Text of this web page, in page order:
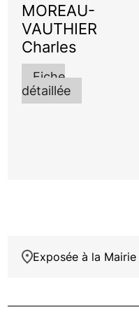
MOREAU-
VAUTHIER
Charles
Fiche
détaillée
Exposée à la Mairie